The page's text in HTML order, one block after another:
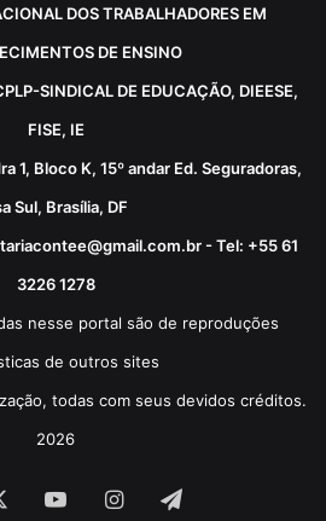
DOS TRABALHADORES EM
DE ENSINO
SINDICAL DE EDUCAÇÃO, DIEESE,
FISE, IE
1, Bloco K, 15º andar Ed. Seguradoras,
Sul, Brasília, DF
- Tel: +55 61
3226 1278
nesse portal são de reproduções
de outros sites
todas com seus devidos créditos.
2026
YouTubeInstagram